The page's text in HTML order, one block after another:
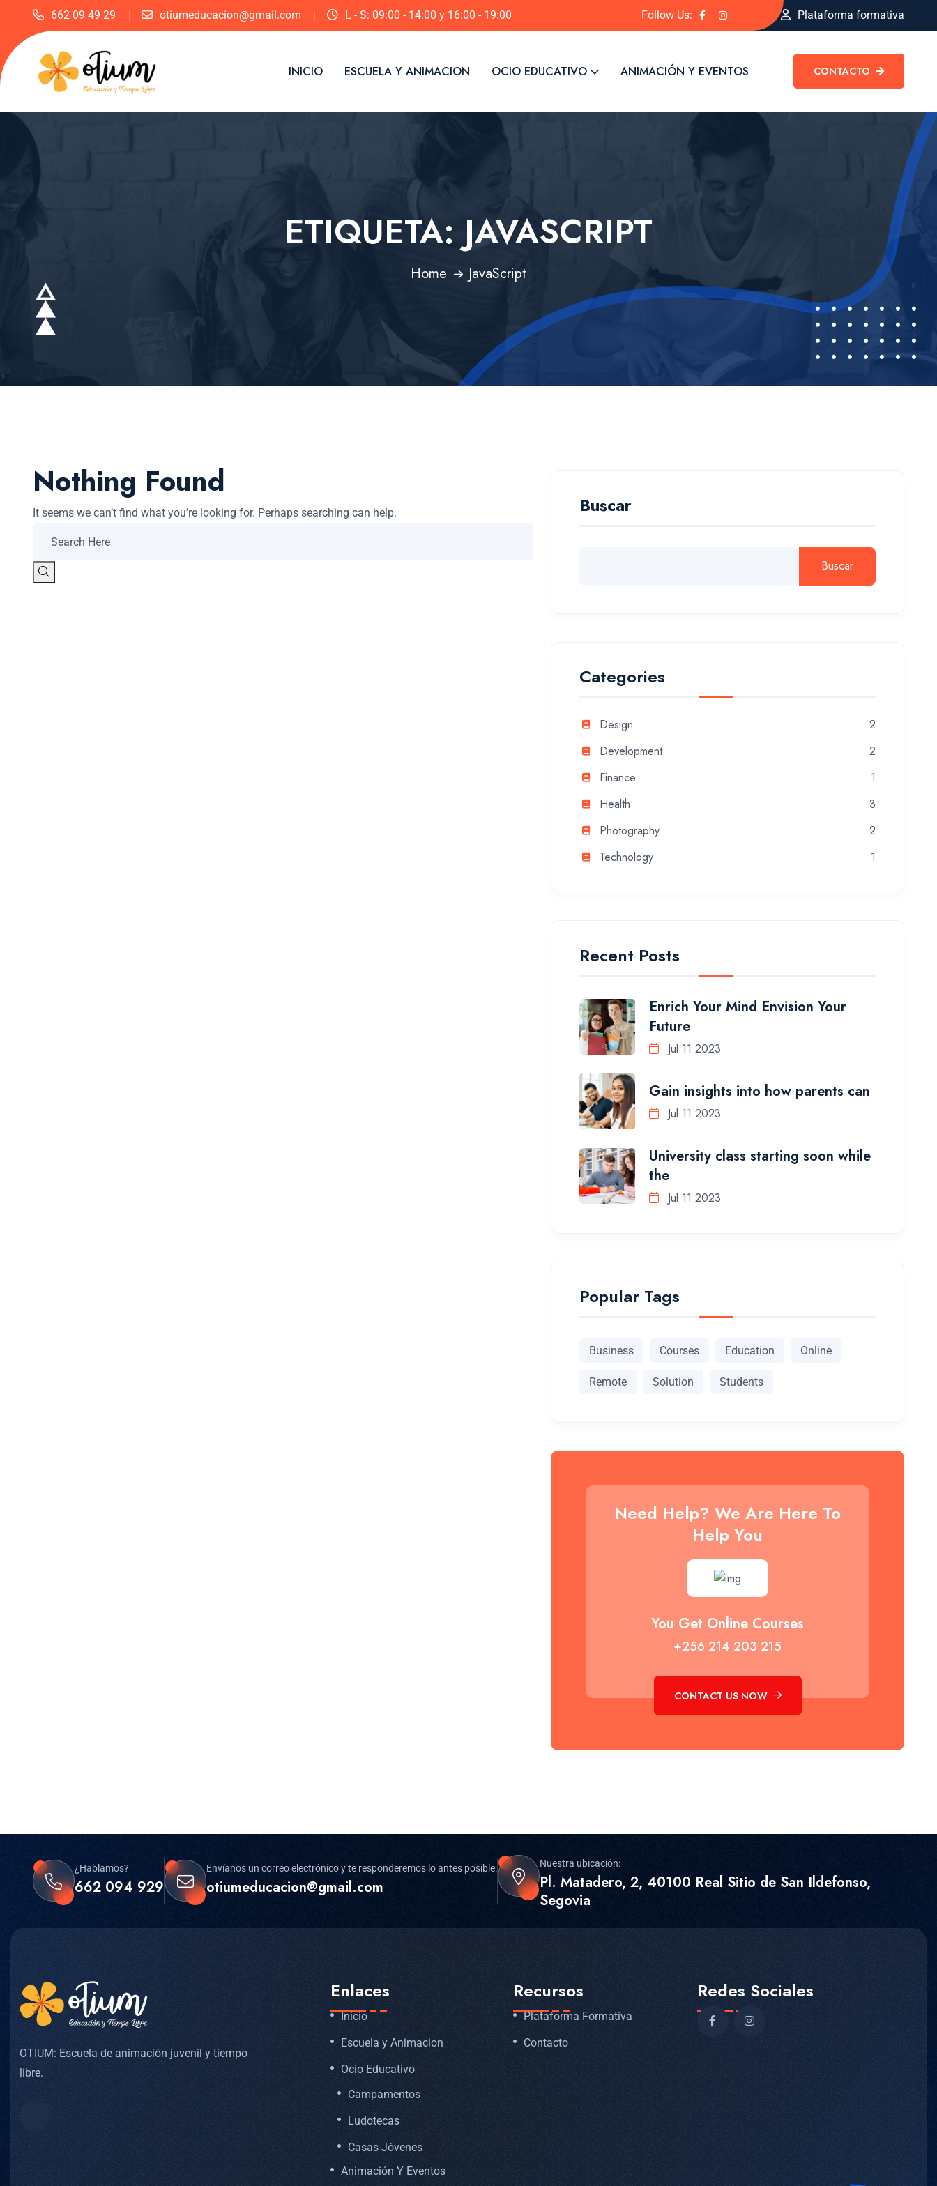
662 09 49 29 otiumeducacion@gmail.com L - S: 09:00 - 14:00 y 16:00 - 19:00 Follow Us: Plataforma formativa
INICIO ESCUELA Y ANIMACION OCIO EDUCATIVO ANIMACIÓN Y EVENTOS CONTACTO
ETIQUETA: JAVASCRIPT
Home JavaScript
Nothing Found
It seems we can’t find what you’re looking for. Perhaps searching can help. Buscar
Buscar
Categories
Design
2
Development
2
Finance
1
Health
3
Photography
2
Technology
1
Recent Posts
Enrich Your Mind Envision Your
Future
Jul 11 2023
Gain insights into how parents can
Jul 11 2023
University class starting soon while
the
Jul 11 2023
Popular Tags
Business Courses Education Online
Remote Solution Students
Need Help? We Are Here To
Help You
You Get Online Courses
+256 214 203 215
CONTACT US NOW
¿Hablamos?
662 094 929
Envíanos un correo electrónico y te responderemos lo antes posible:
otiumeducacion@gmail.com
Nuestra ubicación:
Pl. Matadero, 2, 40100 Real Sitio de San Ildefonso,
Segovia
OTIUM: Escuela de animación juvenil y tiempo
libre.
Enlaces
Inicio
Escuela y Animacion
Ocio Educativo
Campamentos
Ludotecas
Casas Jóvenes
Animación Y Eventos
Recursos
Plataforma Formativa
Contacto
Redes Sociales